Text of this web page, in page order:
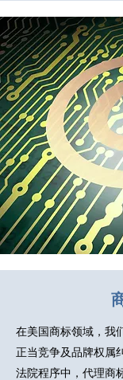
在美国商标领域，我
正当竞争及品牌权属
法院程序中，代理商